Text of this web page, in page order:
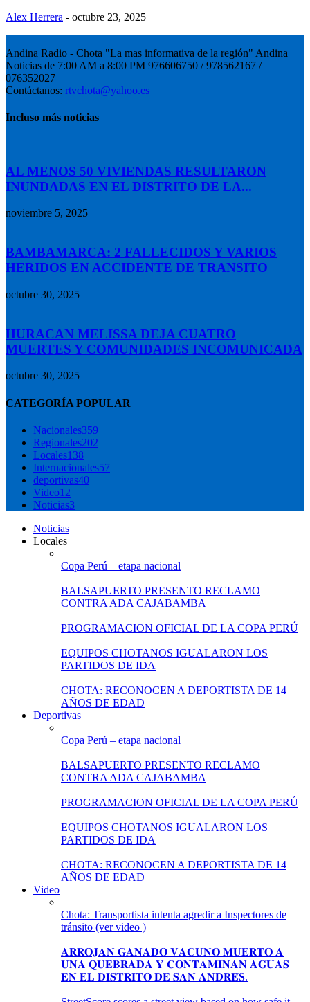
Alex Herrera - octubre 23, 2025
Andina Radio - Chota "La mas informativa de la región" Andina
Noticias de 7:00 AM a 8:00 PM 976606750 / 978562167 /
076352027
Contáctanos: rtvchota@yahoo.es
Incluso más noticias
AL MENOS 50 VIVIENDAS RESULTARON
INUNDADAS EN EL DISTRITO DE LA...
noviembre 5, 2025
BAMBAMARCA: 2 FALLECIDOS Y VARIOS
HERIDOS EN ACCIDENTE DE TRANSITO
octubre 30, 2025
HURACAN MELISSA DEJA CUATRO
MUERTES Y COMUNIDADES INCOMUNICADA
octubre 30, 2025
CATEGORÍA POPULAR
Nacionales359
Regionales202
Locales138
Internacionales57
deportivas40
Video12
Noticias3
Noticias
Locales
Copa Perú – etapa nacional
BALSAPUERTO PRESENTO RECLAMO
CONTRA ADA CAJABAMBA
PROGRAMACION OFICIAL DE LA COPA PERÚ
EQUIPOS CHOTANOS IGUALARON LOS
PARTIDOS DE IDA
CHOTA: RECONOCEN A DEPORTISTA DE 14
AÑOS DE EDAD
Deportivas
Copa Perú – etapa nacional
BALSAPUERTO PRESENTO RECLAMO
CONTRA ADA CAJABAMBA
PROGRAMACION OFICIAL DE LA COPA PERÚ
EQUIPOS CHOTANOS IGUALARON LOS
PARTIDOS DE IDA
CHOTA: RECONOCEN A DEPORTISTA DE 14
AÑOS DE EDAD
Video
Chota: Transportista intenta agredir a Inspectores de
tránsito (ver video )
𝐀𝐑𝐑𝐎𝐉𝐀𝐍 𝐆𝐀𝐍𝐀𝐃𝐎 𝐕𝐀𝐂𝐔𝐍𝐎 𝐌𝐔𝐄𝐑𝐓𝐎 𝐀
𝐔𝐍𝐀 𝐐𝐔𝐄𝐁𝐑𝐀𝐃𝐀 𝐘 𝐂𝐎𝐍𝐓𝐀𝐌𝐈𝐍𝐀𝐍 𝐀𝐆𝐔𝐀𝐒
𝐄𝐍 𝐄𝐋 𝐃𝐈𝐒𝐓𝐑𝐈𝐓𝐎 𝐃𝐄 𝐒𝐀𝐍 𝐀𝐍𝐃𝐑𝐄́𝐒.